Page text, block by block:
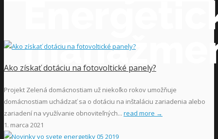
Ako získať dotáciu na fotovoltické panely?
Projekt Zelená domácnostiam už niekoľko rokov umožňuje
domácnostiam uchádzať sa o dotáciu na inštaláciu zariadenia alebo
zariadení na využívanie obnoviteľných... read more →
1. marca 2021